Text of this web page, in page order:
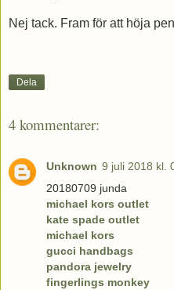
Nej tack. Fram för att höja
Dela
4 kommentarer:
Unknown 9 juli 2018 kl.
20180709 junda
michael kors outlet
kate spade outlet
michael kors
gucci handbags
pandora jewelry
fingerlings monkey